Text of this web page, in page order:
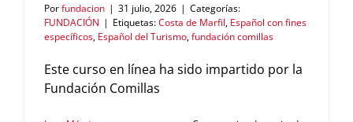
Porfundacion | 31 julio, 2026 | Categorías:
FUNDACIÓN | Etiquetas:Costa de Marfil, Español con fines
específicos, Español del Turismo,fundación comillas
Este curso en línea ha sido impartido por la
Fundación Comillas